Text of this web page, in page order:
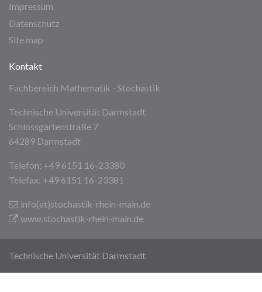
Impressum
Datenschutz
Site map
Kontakt
Fachbereich Mathematik - Stochastik
Technische Universität Darmstadt
Schlossgartenstraße 7
64289 Darmstadt
Telefon: +49 6151 16-23380
Telefax: +49 6151 16-23381
info(at)stochastik-rhein-main .de
www.stochastik-rhein-main.de
Technische Universität Darmstadt